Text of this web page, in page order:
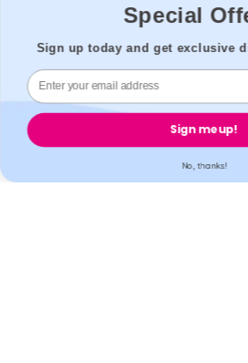
Сигурно плащане
Special
Sign up today and get exclusive
Sign me up!
No, thanks!